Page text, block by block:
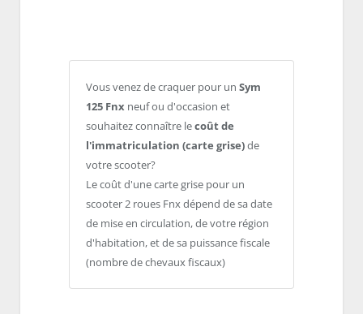
Vous venez de craquer pour un Sym
125 Fnx neuf ou d'occasion et
souhaitez connaître lecoût de
l'immatriculation (carte grise)de
votre scooter?
Le coût d'une carte grise pour un
scooter 2 roues Fnx dépend de sa date
de mise en circulation, de votre région
d'habitation, et de sa puissance fiscale
(nombre de chevaux fiscaux)